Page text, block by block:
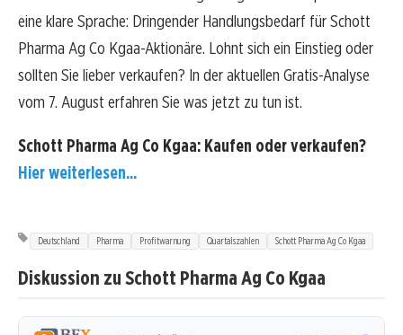
eine klare Sprache: Dringender Handlungsbedarf für Schott
Pharma Ag Co Kgaa-Aktionäre. Lohnt sich ein Einstieg oder
sollten Sie lieber verkaufen? In der aktuellen Gratis-Analyse
vom 7. August erfahren Sie was jetzt zu tun ist.
Schott Pharma Ag Co Kgaa: Kaufen oder verkaufen?
Hier weiterlesen...
Deutschland Pharma Profitwarnung Quartalszahlen Schott Pharma Ag Co Kgaa
Diskussion zu Schott Pharma Ag Co Kgaa